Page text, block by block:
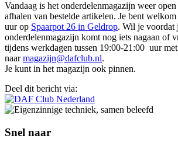
Vandaag is het onderdelenmagazijn weer
afhalen van bestelde artikelen. Je bent
uur op Spaarpot 26 in Geldrop. Wil je voordat
onderdelenmagazijn komt nog iets nagaan of
tijdens werkdagen tussen 19:00-21:00 uur
naarmagazijn@dafclub.nl.
Je kunt in het magazijn ook pinnen.
Deel dit bericht via:
Snel naar